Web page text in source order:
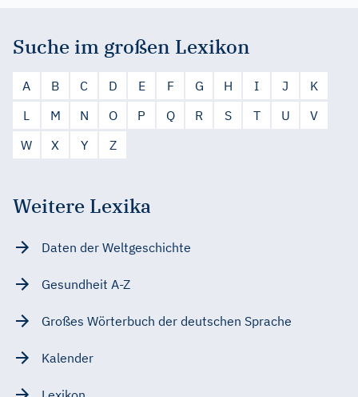
Suche im großen Lexikon
A B C D E F G H I J
K
L
M N O P Q R S T U
V
W
X Y Z
Weitere Lexika
Daten der Weltgeschichte
Gesundheit A-Z
Großes Wörterbuch der deutschen Sprache
Kalender